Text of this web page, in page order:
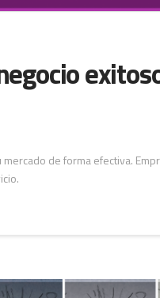
de forma efectiva.